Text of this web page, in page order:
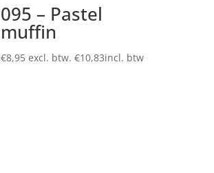
095 – Pastel
muffin
€8,95 excl. btw. €10,83incl. btw